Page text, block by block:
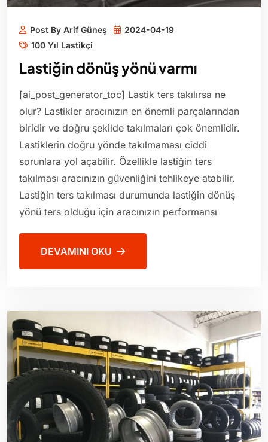
Post By Arif Güneş
2024-04-19
100 Yıl Lastikçi
Lastiğin dönüş yönü varmı
[ai_post_generator_toc] Lastik ters takılırsa ne
olur? Lastikler aracınızın en önemli parçalarından
biridir ve doğru şekilde takılmaları çok önemlidir.
Lastiklerin doğru yönde takılmaması ciddi
sorunlara yol açabilir. Özellikle lastiğin ters
takılması aracınızın güvenliğini tehlikeye atabilir.
Lastiğin ters takılması durumunda lastiğin dönüş
yönü ters olduğu için aracınızın performansı
DEVAMINI OKU